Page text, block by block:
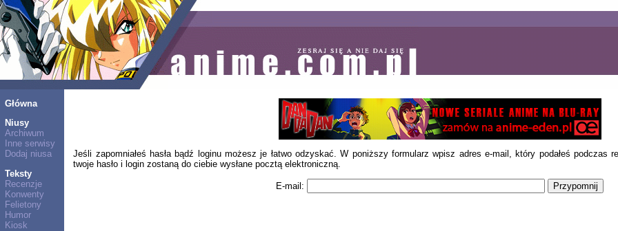
Główna
Niusy
Archiwum
Inne serwisy
Dodaj niusa
Teksty
Recenzje
Konwenty
Felietony
Humor
Kiosk
Jeśli zapomniałeś hasła bądź loginu możesz je łatwo odzyskać. W poniższy formularz wpisz adres e-mail, który podałeś
twoje hasło i login zostaną do ciebie wysłane pocztą elektroniczną.
E-mail: